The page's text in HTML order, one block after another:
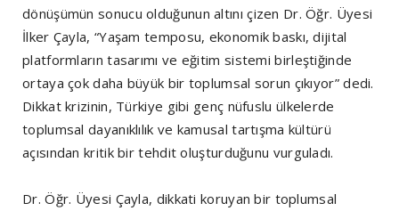
dönüşümün sonucu olduğunun altını çizen Dr. Öğr. Üyesi
İlker Çayla, “Yaşam temposu, ekonomik baskı, dijital
platformların tasarımı ve eğitim sistemi birleştiğinde
ortaya çok daha büyük bir toplumsal sorun çıkıyor” dedi.
Dikkat krizinin, Türkiye gibi genç nüfuslu ülkelerde
toplumsal dayanıklılık ve kamusal tartışma kültürü
açısından kritik bir tehdit oluşturduğunu vurguladı.
Dr. Öğr. Üyesi Çayla, dikkati koruyan bir toplumsal